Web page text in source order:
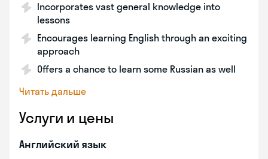
Incorporates vast general knowledge into
lessons
Encourages learning English through an exciting
approach
Offers a chance to learn some Russian as well
Читать дальше
Услуги и цены
Английский язык